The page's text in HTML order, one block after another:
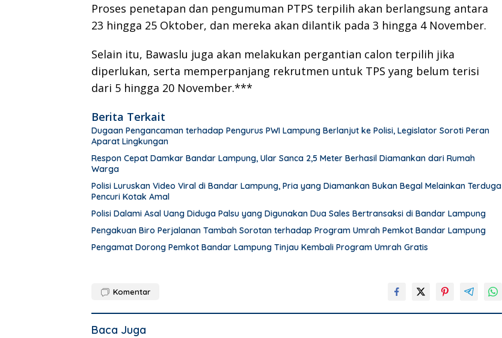
Proses penetapan dan pengumuman PTPS terpilih akan berlangsung antara
23 hingga 25 Oktober, dan mereka akan dilantik pada 3 hingga 4 November.
Selain itu, Bawaslu juga akan melakukan pergantian calon terpilih jika
diperlukan, serta memperpanjang rekrutmen untuk TPS yang belum terisi
dari 5 hingga 20 November.***
Berita Terkait
Dugaan Pengancaman terhadap Pengurus PWI Lampung Berlanjut ke Polisi, Legislator Soroti Peran
Aparat Lingkungan
Respon Cepat Damkar Bandar Lampung, Ular Sanca 2,5 Meter Berhasil Diamankan dari Rumah
Warga
Polisi Luruskan Video Viral di Bandar Lampung, Pria yang Diamankan Bukan Begal Melainkan Terduga
Pencuri Kotak Amal
Polisi Dalami Asal Uang Diduga Palsu yang Digunakan Dua Sales Bertransaksi di Bandar Lampung
Pengakuan Biro Perjalanan Tambah Sorotan terhadap Program Umrah Pemkot Bandar Lampung
Pengamat Dorong Pemkot Bandar Lampung Tinjau Kembali Program Umrah Gratis
Komentar
Baca Juga